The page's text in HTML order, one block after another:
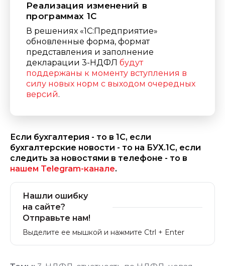
Реализация изменений в
программах 1С
В решениях «1С:Предприятие»
обновленные форма, формат
представления и заполнение
декларации 3-НДФЛ будут
поддержаны к моменту вступления в
силу новых норм с выходом очередных
версий.
Если бухгалтерия - то в 1С, если
бухгалтерские новости - то на БУХ.1С, если
следить за новостями в телефоне - то в
нашем Telegram-канале.
Нашли ошибку
на сайте?
Отправьте нам!
Выделите ее мышкой и нажмите Ctrl + Enter